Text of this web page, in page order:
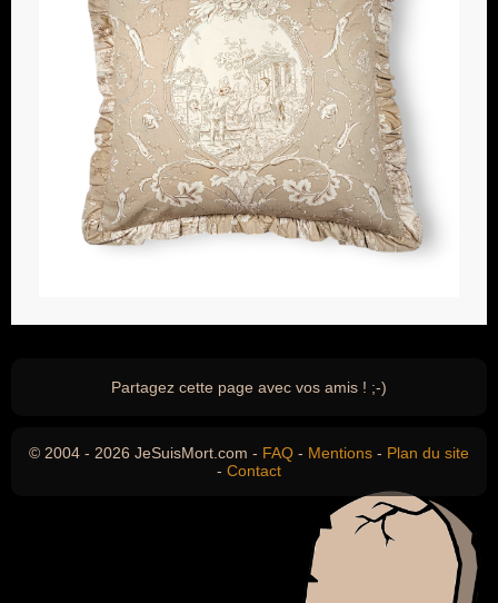
Partagez cette page avec vos amis ! ;-)
© 2004 - 2026 JeSuisMort.com - FAQ - Mentions - Plan du site
- Contact